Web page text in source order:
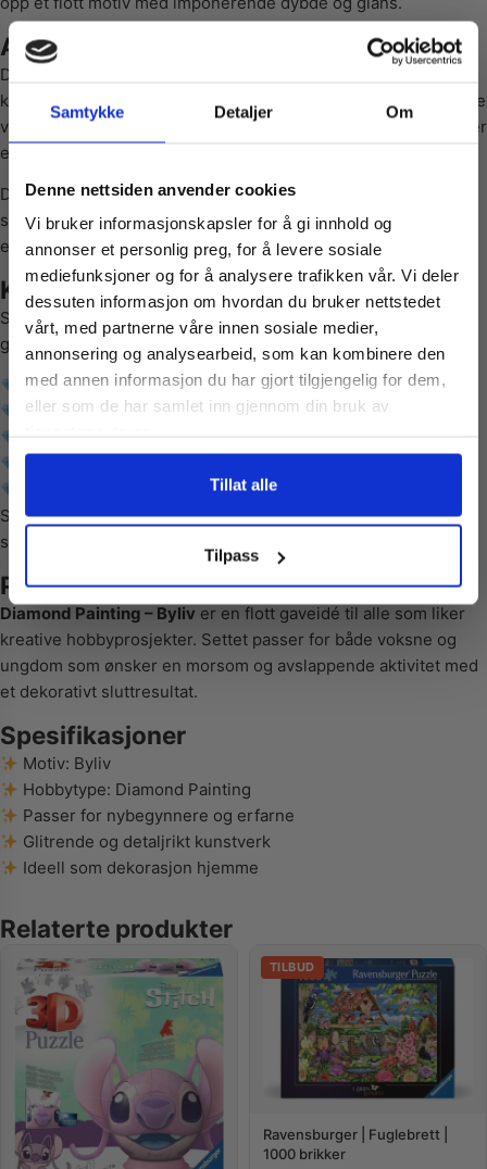
Samtykke Detaljer Om
Denne nettsiden anvender cookies
Vi bruker informasjonskapsler for å gi innhold og
annonser et personlig preg, for å levere sosiale
mediefunksjoner og for å analysere trafikken vår. Vi deler
dessuten informasjon om hvordan du bruker nettstedet
vårt, med partnerne våre innen sosiale medier,
annonsering og analysearbeid, som kan kombinere den
med annen informasjon du har gjort tilgjengelig for dem,
eller som de har samlet inn gjennom din bruk av
Tillat alle
Tilpass
Avslappende hobby med flott resultat
Dette diamond painting-settet gir mange timer med rolig og
kreativ underholdning. Den repetitive plasseringen av steinene
virker avslappende og gjør hobbyen perfekt for å koble av etter
en travel dag.
Det urbane bylivsmotivet passer perfekt som dekorasjon i
stue, kontor, hobbyrom eller soverom, og gir et moderne og
elegant preg til interiøret.
Komplett diamond painting-sett
Settet inneholder alt du trenger for å starte prosjektet med én
gang:
Selvklebende lerret med trykket bylivmotiv
Fargede diamantsteiner
Vokspute
Symbolene på lerretet gjør det enkelt å følge mønsteret, noe
som passer både nybegynnere og erfarne hobbyentusiaster.
Perfekt gave til kreative hobbyelskere
Diamond Painting – Byliv er en flott gaveidé til alle som liker
kreative hobbyprosjekter. Settet passer for både voksne og
ungdom som ønsker en morsom og avslappende aktivitet med
et dekorativt sluttresultat.
Spesifikasjoner
Motiv: Byliv
Hobbytype: Diamond Painting
Passer for nybegynnere og erfarne
Glitrende og detaljrikt kunstverk
Ideell som dekorasjon hjemme
Relaterte produkter
TILBUD
Ravensburger | Fuglebrett |
1000 brikker
Vil du ha
10% Rabatt?
Meld deg på vårt nyhetsbrev og motta
gode tilbud og produktinformasjon fra
oss¢!
Ja takk, jeg er med
Nei takk! Jeg betaler fullpris